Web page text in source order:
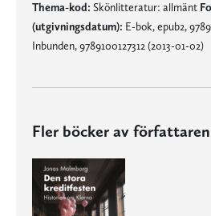
Thema-kod: Skönlitteratur: allmänt
(utgivningsdatum): E-bok, epub2,
Inbunden, 9789100127312 (2013-01-02)
Fler böcker av författaren